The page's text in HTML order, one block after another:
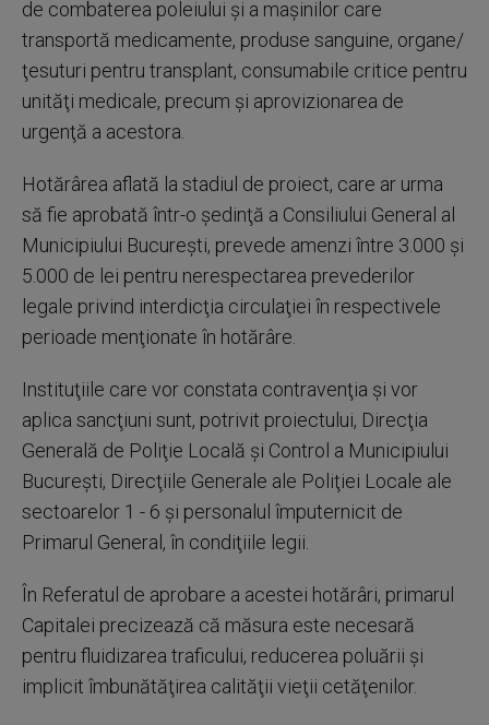
de combaterea poleiului şi a maşinilor care
transportă medicamente, produse sanguine, organe/
ţesuturi pentru transplant, consumabile critice pentru
unităţi medicale, precum şi aprovizionarea de
urgenţă a acestora.
Hotărârea aflată la stadiul de proiect, care ar urma
să fie aprobată într-o şedinţă a Consiliului General al
Municipiului Bucureşti, prevede amenzi între 3.000 şi
5.000 de lei pentru nerespectarea prevederilor
legale privind interdicţia circulaţiei în respectivele
perioade menţionate în hotărâre.
Instituţiile care vor constata contravenţia şi vor
aplica sancţiuni sunt, potrivit proiectului, Direcţia
Generală de Poliţie Locală şi Control a Municipiului
Bucureşti, Direcţiile Generale ale Poliţiei Locale ale
sectoarelor 1 - 6 şi personalul împuternicit de
Primarul General, în condiţiile legii.
În Referatul de aprobare a acestei hotărâri, primarul
Capitalei precizează că măsura este necesară
pentru fluidizarea traficului, reducerea poluării şi
implicit îmbunătăţirea calităţii vieţii cetăţenilor.